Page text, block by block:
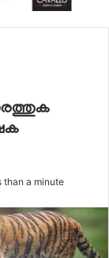
than a minute